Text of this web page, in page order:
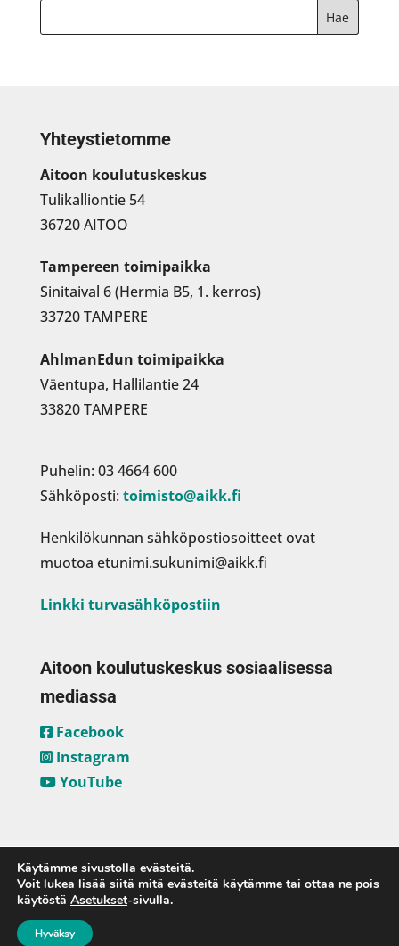
Yhteystietomme
Aitoon koulutuskeskus
Tulikalliontie 54
36720 AITOO
Tampereen toimipaikka
Sinitaival 6 (Hermia B5, 1. kerros)
33720 TAMPERE
AhlmanEdun toimipaikka
Väentupa, Hallilantie 24
33820 TAMPERE
Puhelin: 03 4664 600
Sähköposti: toimisto@aikk.fi
Henkilökunnan sähköpostiosoitteet ovat
muotoa etunimi.sukunimi@aikk.fi
Linkki turvasähköpostiin
Aitoon koulutuskeskus sosiaalisessa
mediassa
Facebook
Instagram
YouTube
Aitoon koulutuskeskus ja
Käytämme sivustolla evästeitä.
Voit lukea lisää siitä mitä evästeitä käytämme tai ottaa ne pois
käytöstä Asetukset-sivulla.
Hyväksy